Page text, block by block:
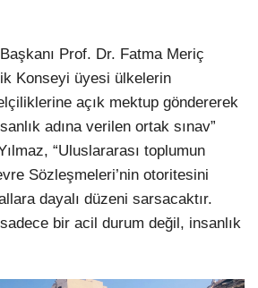
Prof. Dr. Fatma Meriç
Konseyi üyesi ülkelerin
açık mektup göndererek
adına verilen ortak sınav”
“Uluslararası toplumun
Sözleşmeleri’nin otoritesini
dayalı düzeni sarsacaktır.
bir acil durum değil, insanlık